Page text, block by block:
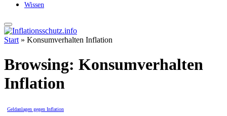
Wissen
Start » Konsumverhalten Inflation
Browsing: Konsumverhalten
Inflation
Geldanlagen gegen Inflation